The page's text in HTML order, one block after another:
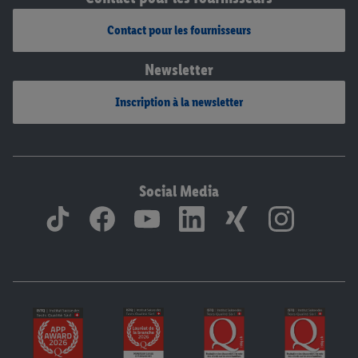
Contact pour les fournisseurs
Newsletter
Inscription à la newsletter
Social Media